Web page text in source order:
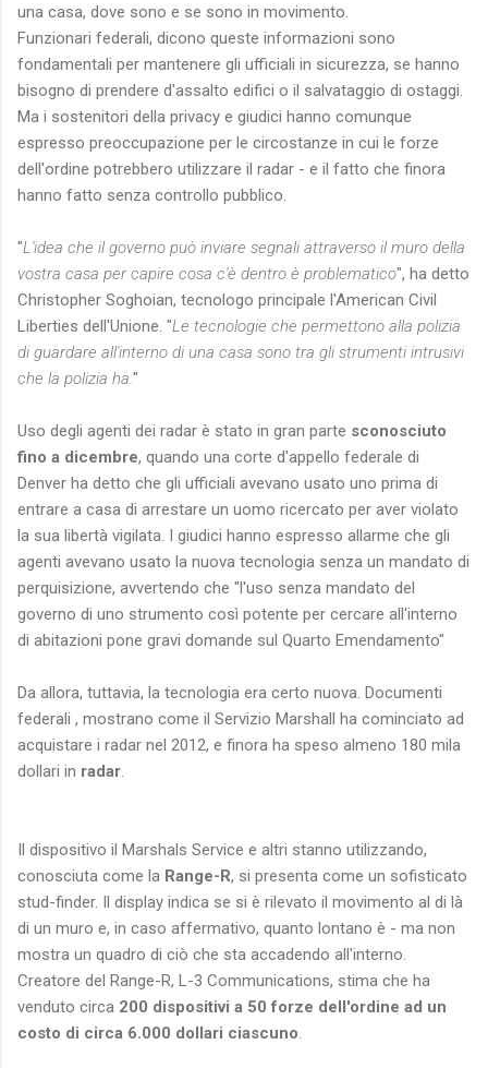
una casa, dove sono e se sono in movimento.
Funzionari federali, dicono queste informazioni sono
fondamentali per mantenere gli ufficiali in sicurezza, se hanno
bisogno di prendere d'assalto edifici o il salvataggio di ostaggi.
Ma i sostenitori della privacy e giudici hanno comunque
espresso preoccupazione per le circostanze in cui le forze
dell'ordine potrebbero utilizzare il radar - e il fatto che finora
hanno fatto senza controllo pubblico.
"L'idea che il governo può inviare segnali attraverso il muro della
vostra casa per capire cosa c'è dentro è problematico", ha detto
Christopher Soghoian, tecnologo principale l'American Civil
Liberties dell'Unione. "Le tecnologie che permettono alla polizia
di guardare all'interno di una casa sono tra gli strumenti intrusivi
che la polizia ha. "
Uso degli agenti dei radar è stato in gran parte sconosciuto
fino a dicembre, quando una corte d'appello federale di
Denver ha detto che gli ufficiali avevano usato uno prima di
entrare a casa di arrestare un uomo ricercato per aver violato
la sua libertà vigilata. I giudici hanno espresso allarme che gli
agenti avevano usato la nuova tecnologia senza un mandato di
perquisizione, avvertendo che "l'uso senza mandato del
governo di uno strumento così potente per cercare all'interno
di abitazioni pone gravi domande sul Quarto Emendamento"
Da allora, tuttavia, la tecnologia era certo nuova. Documenti
federali , mostrano come il Servizio Marshall ha cominciato ad
acquistare i radar nel 2012, e finora ha speso almeno 180 mila
dollari in radar
Il dispositivo il Marshals Service e altri stanno utilizzando,
conosciuta come la Range-R, si presenta come un sofisticato
stud-finder. Il display indica se si è rilevato il movimento al di là
di un muro e, in caso affermativo, quanto lontano è - ma non
mostra un quadro di ciò che sta accadendo all'interno.
Creatore del Range-R, L-3 Communications, stima che ha
venduto circa 200 dispositivi a 50 forze dell'ordine ad un
costo di circa 6.000 dollari ciascuno